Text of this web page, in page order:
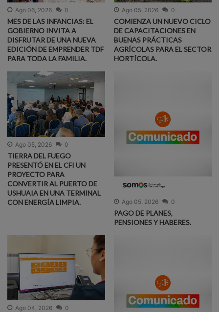
Ago 06, 2026 0
MES DE LAS INFANCIAS: EL
GOBIERNO INVITA A
DISFRUTAR DE UNA NUEVA
EDICIÓN DE EMPRENDER TDF
PARA TODA LA FAMILIA.
Ago 05, 2026 0
COMIENZA UN NUEVO CICLO
DE CAPACITACIONES EN
BUENAS PRÁCTICAS
AGRÍCOLAS PARA EL SECTOR
HORTÍCOLA.
Ago 05, 2026 0
TIERRA DEL FUEGO
PRESENTÓ EN EL CFI UN
PROYECTO PARA
CONVERTIR AL PUERTO DE
USHUAIA EN UNA TERMINAL
CON ENERGÍA LIMPIA.
Ago 05, 2026 0
PAGO DE PLANES,
PENSIONES Y HABERES.
Ago 04, 2026 0